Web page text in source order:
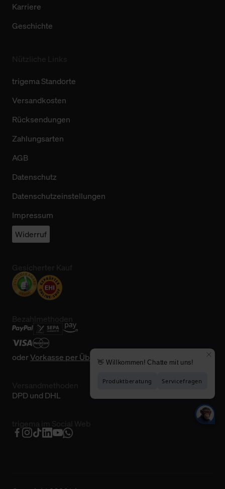
Karriere
Geschichte
trigema Standorte
Versandkosten
Rücksendungen
Zahlungsarten
AGB
Datenschutz
Datenschutzeinstellungen
Impressum
Widerruf
oderVorkasse per Überweisung
DPD und DHL